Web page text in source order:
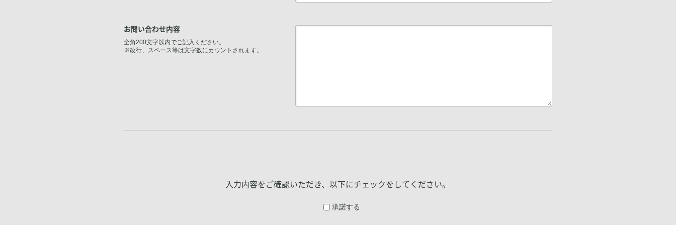
お問い合わせ内容
全角200文字以内でご記入ください。
※改行、スペース等は文字数にカウントされます。
入力内容をご確認いただき、以下にチェックをしてください。
承諾する